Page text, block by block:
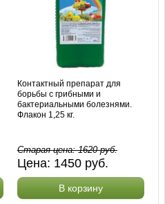
Контактный препарат для
борьбы с грибными и
бактериальными болезнями.
Флакон 1,25 кг.
Старая цена:1620руб.
Цена: 1450 руб.
В корзину